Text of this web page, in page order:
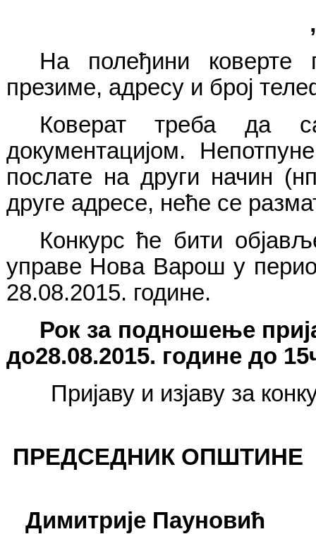
На полеђини коверте
презиме, адресу и број
Коверат треба да
документацијом.
послате на други начин
друге адресе, неће се
Конкурс ће бити
управе Нова Варош у
28.08.2015. године.
Рок за подношење
до28.08.2015. године до 15
Пријаву и изјаву за
ПРЕДСЕДНИК ОПШТИНЕ
Димитрије Пауновић